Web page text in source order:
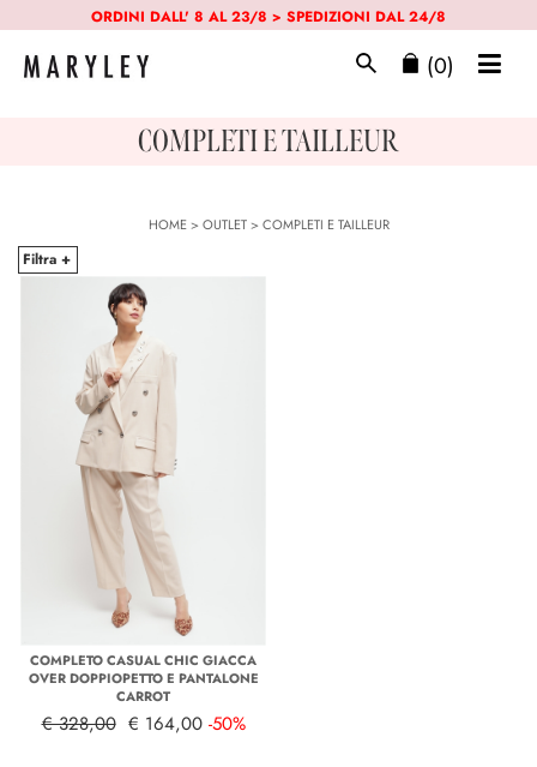
ORDINI DALL' 8 AL 23/8 > SPEDIZIONI DAL 24/8
(0)
COMPLETI E TAILLEUR
HOME>OUTLET>COMPLETI E TAILLEUR
Filtra +
COMPLETO CASUAL CHIC GIACCA
OVER DOPPIOPETTO E PANTALONE
CARROT
€ 328,00 € 164,00 -50%